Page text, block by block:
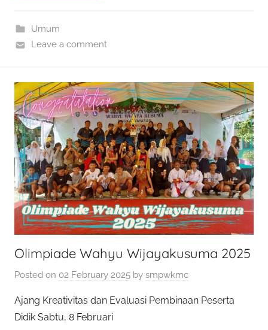
b
o
k
n
Umum
Leave a comment
Olimpiade Wahyu Wijayakusuma 2025
Posted on 02 February 2025 by smpwkmc
Ajang Kreativitas dan Evaluasi Pembinaan Peserta
Didik Sabtu, 8 Februari